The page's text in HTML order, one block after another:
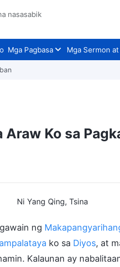
nasasabik
Mga Pagbasa Mga Sermon
Araw Ko sa
Ni Yang Qing, Tsina
ng
ko sa Diyos, at
Kalaunan ay